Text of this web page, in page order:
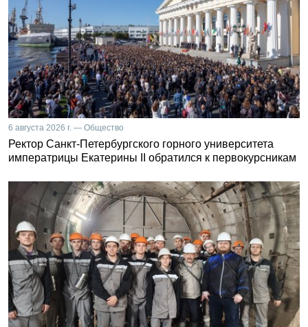
6 августа 2026 г. — Общество
Ректор Санкт-Петербургского горного университета
императрицы Екатерины II обратился к первокурсникам